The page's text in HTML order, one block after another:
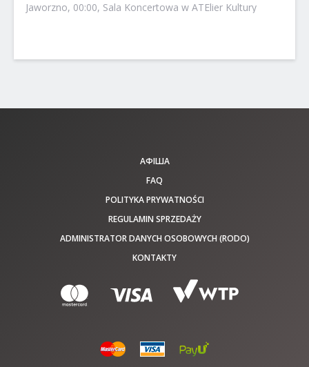
Jaworzno, 00:00, Sala Koncertowa w ATElier Kultury
АФІША
FAQ
POLITYKA PRYWATNOŚCI
REGULAMIN SPRZEDAŻY
ADMINISTRATOR DANYCH OSOBOWYCH (RODO)
KONTAKTY